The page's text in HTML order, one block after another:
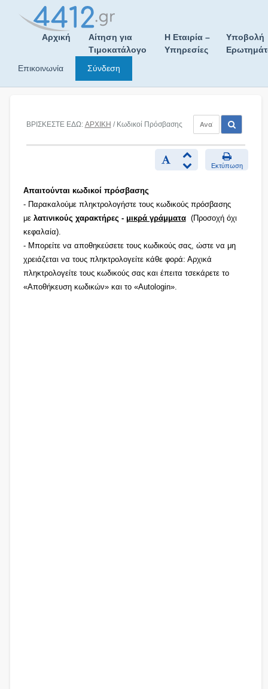
Αρχική
Αίτηση για
Τιμοκατάλογο
Η Εταιρία –
Υπηρεσίες
Υποβολή
Επικοινωνία
Σύνδεση
ΒΡΙΣΚΕΣΤΕ ΕΔΩ: ΑΡΧΙΚΗ / Κωδικοί Πρόσβασης
Εκτύπωση
Απαιτούνται κωδικοί πρόσβασης
- Παρακαλούμε πληκτρολογήστε τους κωδικούς πρόσβασης
με λατινικούς χαρακτήρες - μικρά γράμματα(Προσοχή όχι
κεφαλαία).
- Μπορείτε να αποθηκεύσετε τους κωδικούς σας, ώστε να μη
χρειάζεται να τους πληκτρολογείτε κάθε φορά: Αρχικά
πληκτρολογείτε τους κωδικούς σας και έπειτα τσεκάρετε το
«Αποθήκευση κωδικών» και το «Autologin».